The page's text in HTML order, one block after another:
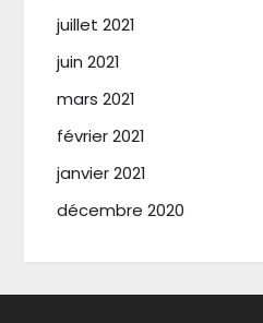
juillet 2021
juin 2021
mars 2021
février 2021
janvier 2021
décembre 2020